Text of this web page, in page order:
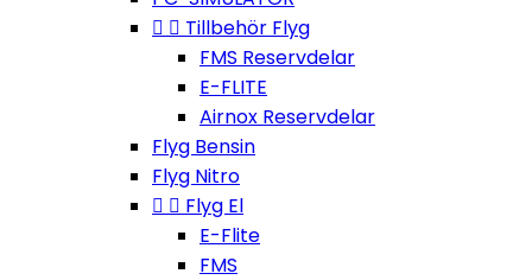
  Tillbehör Flyg
FMS Reservdelar
E-FLITE
Airnox Reservdelar
Flyg Bensin
Flyg Nitro
  Flyg El
E-Flite
FMS